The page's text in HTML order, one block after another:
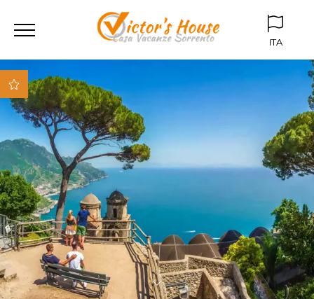
ITA
ENG
Parcheggio box
privato
Giardino
condominiale
Vicino al centro storico
Vicino alla spiaggia
Vicino a tutti i mezzi
di trasporto (stazione,
bus)
Appartamenti
attrezzati con i miglior
comfort